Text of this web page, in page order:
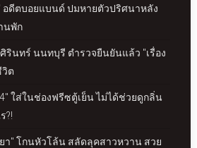
อดีตบอยแบนด์ ปมหายตัวปริศนาหลัง
นพัก
ศิรินทร์ นนทบุรี ตำรวจยืนยันแล้ว "เรื่อง
วิต
ใส่ในช่องฟรีซตู้เย็น ไม่ได้ช่วยดูกลิ่น
?!
า" โกนหัวโล้น สลัดลุคสาวหวาน สวย